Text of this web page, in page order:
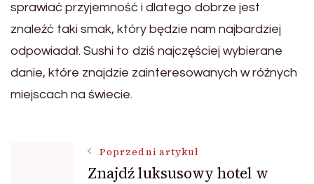
sprawiać przyjemność i dlatego dobrze jest
znaleźć taki smak, który będzie nam najbardziej
odpowiadał. Sushi to dziś najczęściej wybierane
danie, które znajdzie zainteresowanych w różnych
miejscach na świecie.
NawigacjaPoprzedni artykuł
Znajdź luksusowy hotel w